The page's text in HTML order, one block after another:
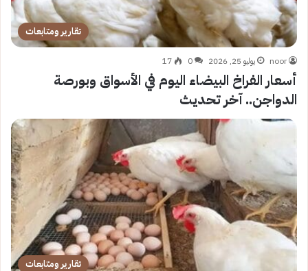
تقارير ومتابعات
noor يوليو 25, 2026 0
17
أسعار الفراخ البيضاء اليوم في الأسواق وبورصة
الدواجن.. آخر تحديث
تقارير ومتابعات